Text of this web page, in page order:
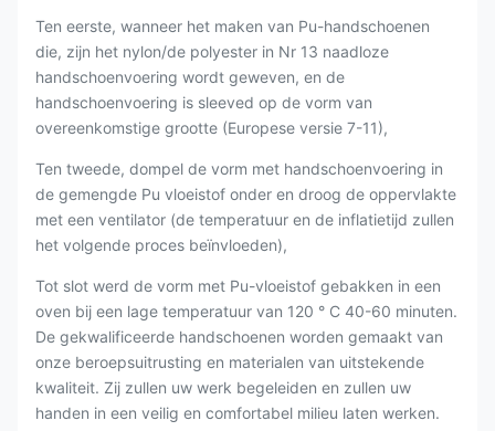
Ten eerste, wanneer het maken van Pu-handschoenen
die, zijn het nylon/de polyester in Nr 13 naadloze
handschoenvoering wordt geweven, en de
handschoenvoering is sleeved op de vorm van
overeenkomstige grootte (Europese versie 7-11),
Ten tweede, dompel de vorm met handschoenvoering in
de gemengde Pu vloeistof onder en droog de oppervlakte
met een ventilator (de temperatuur en de inflatietijd zullen
het volgende proces beïnvloeden),
Tot slot werd de vorm met Pu-vloeistof gebakken in een
oven bij een lage temperatuur van 120 ° C 40-60 minuten.
De gekwalificeerde handschoenen worden gemaakt van
onze beroepsuitrusting en materialen van uitstekende
kwaliteit. Zij zullen uw werk begeleiden en zullen uw
handen in een veilig en comfortabel milieu laten werken.